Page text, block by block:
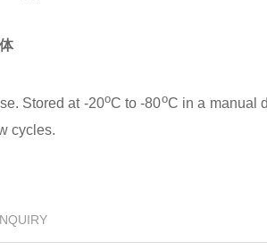
Stored at -20oC to -80oC in a manual
cycles.